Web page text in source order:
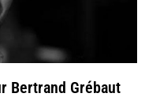
Bertrand Grébaut